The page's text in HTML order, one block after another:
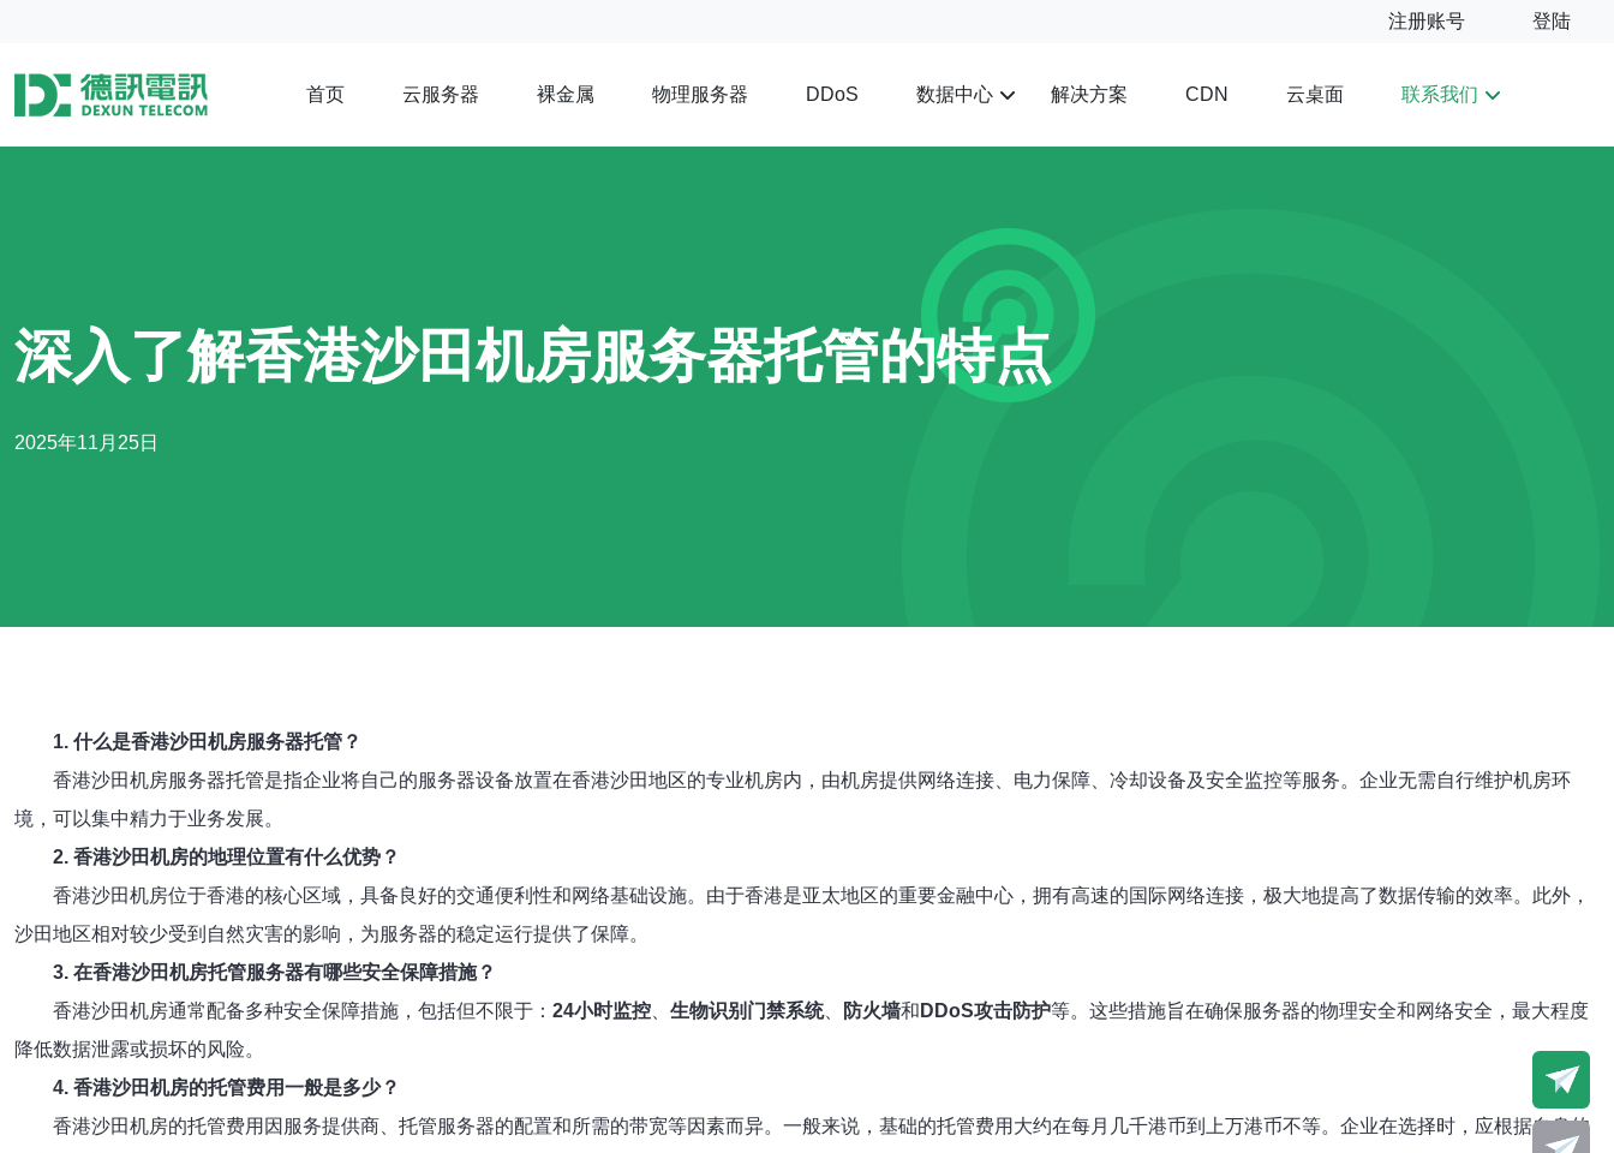
注册账号 登陆
首页 云服务器 裸金属 物理服务器 DDoS 数据中心 解决方案 CDN 云桌面 联系我们
深入了解香港沙田机房服务器托管的特点
2025年11月25日
1. 什么是香港沙田机房服务器托管？
香港沙田机房服务器托管是指企业将自己的服务器设备放置在香港沙田地区的专业机房内，由机房提供网络连接、电力保障、冷却设备及安全监控等服务。企业无需自行维护机房环
境，可以集中精力于业务发展。
2. 香港沙田机房的地理位置有什么优势？
香港沙田机房位于香港的核心区域，具备良好的交通便利性和网络基础设施。由于香港是亚太地区的重要金融中心，拥有高速的国际网络连接，极大地提高了数据传输的效率。此外，
沙田地区相对较少受到自然灾害的影响，为服务器的稳定运行提供了保障。
3. 在香港沙田机房托管服务器有哪些安全保障措施？
香港沙田机房通常配备多种安全保障措施，包括但不限于： 24小时监控 生物识别门禁系统、 防火墙和 DDoS攻击防护等。这些措施旨在确保服务器的物理安全和网络安全，最大程度
降低数据泄露或损坏的风险。
4. 香港沙田机房的托管费用一般是多少？
香港沙田机房的托管费用因服务提供商、托管服务器的配置和所需的带宽等因素而异。一般来说，基础的托管费用大约在每月几千港币到上万港币不等。企业在选择时，应根据自身的